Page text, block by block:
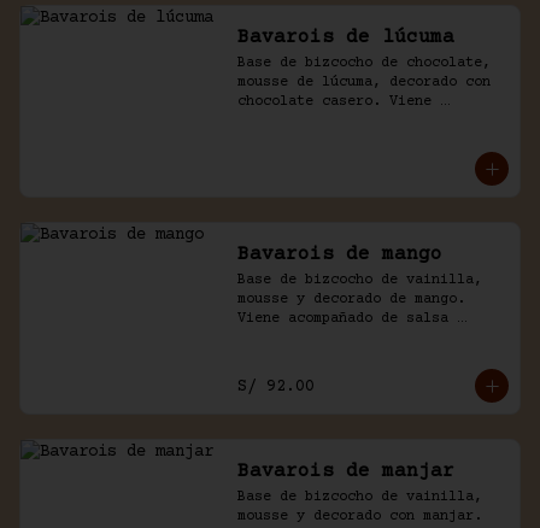
Bavarois de lúcuma
Base de bizcocho de chocolate,
mousse de lúcuma, decorado con
chocolate casero. Viene
Bavarois de mango
Base de bizcocho de vainilla,
mousse y decorado de mango.
Viene acompañado de salsa
S/ 92.00
Bavarois de manjar
Base de bizcocho de vainilla,
mousse y decorado con manjar.